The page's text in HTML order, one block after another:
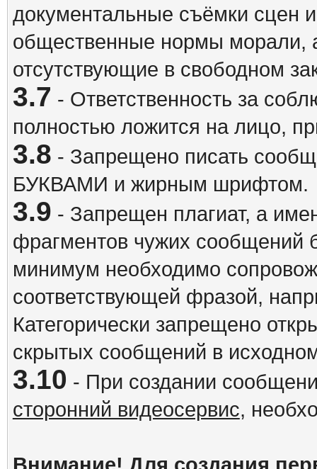
документальные съёмки сцен
общественные нормы морали,
отсутствующие в свободном
3.7 - Ответственность за
полностью ложится на лицо,
3.8 - Запрещено писать
БУКВАМИ и жирным шрифтом.
3.9 - Запрещен плагиат, а
фрагментов чужих сообщений
минимум необходимо
соответствующей фразой,
Категорически запрещено
скрытых сообщений в
3.10 - При создании
сторонний видеосервис,